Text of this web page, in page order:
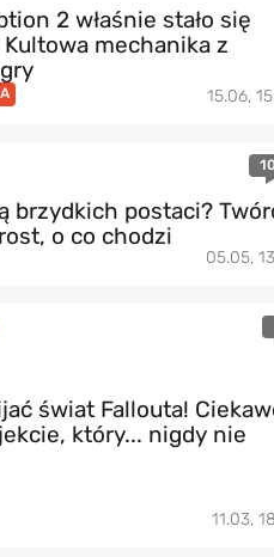
2 właśnie stało się
mechanika z
15.06,
brzydkich postaci?
o co chodzi
05.05,
świat Fallouta!
który... nigdy nie
11.03,